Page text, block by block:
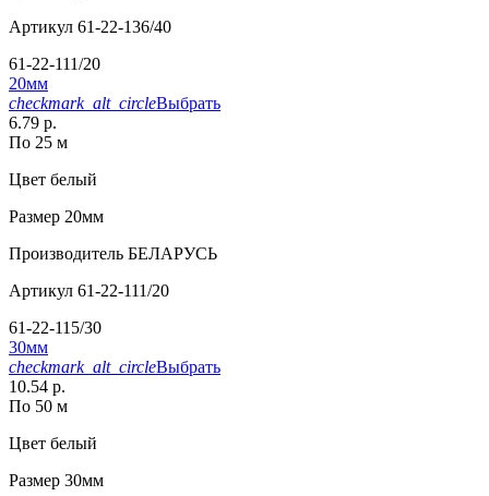
Артикул 61-22-136/40
61-22-111/20
20мм
checkmark_alt_circleВыбрать
6.79 р.
По 25 м
Цвет белый
Размер 20мм
Производитель БЕЛАРУСЬ
Артикул 61-22-111/20
61-22-115/30
30мм
checkmark_alt_circleВыбрать
10.54 р.
По 50 м
Цвет белый
Размер 30мм